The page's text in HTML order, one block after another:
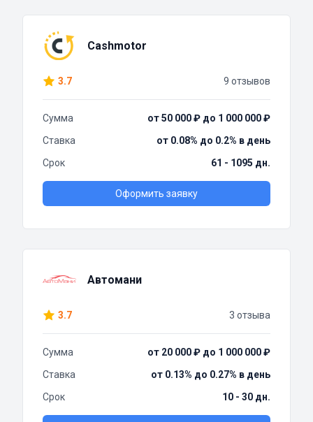
Cashmotor
3.7 9 отзывов
Сумма
от 50 000 ₽ до 1 000 000 ₽
Ставка
от 0.08% до 0.2% в день
Срок
61 - 1095 дн.
Оформить заявку
Автомани
3.7 3 отзыва
Сумма
от 20 000 ₽ до 1 000 000 ₽
Ставка
от 0.13% до 0.27% в день
Срок
10 - 30 дн.